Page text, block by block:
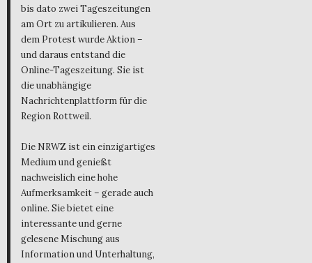
bis dato zwei Tageszeitungen
am Ort zu artikulieren. Aus
dem Protest wurde Aktion –
und daraus entstand die
Online-Tageszeitung. Sie ist
die unabhängige
Nachrichtenplattform für die
Region Rottweil.
Die NRWZ ist ein einzigartiges
Medium und genießt
nachweislich eine hohe
Aufmerksamkeit – gerade auch
online. Sie bietet eine
interessante und gerne
gelesene Mischung aus
Information und Unterhaltung,